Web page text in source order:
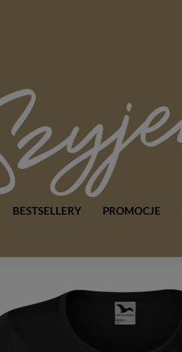
BESTSELLERY PROMOCJE